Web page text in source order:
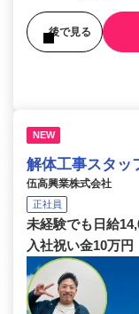
後で見る
NEW
解体工事スタッ
伍高興業株式会社
正社員
未経験でも日給
入社祝い金10万円